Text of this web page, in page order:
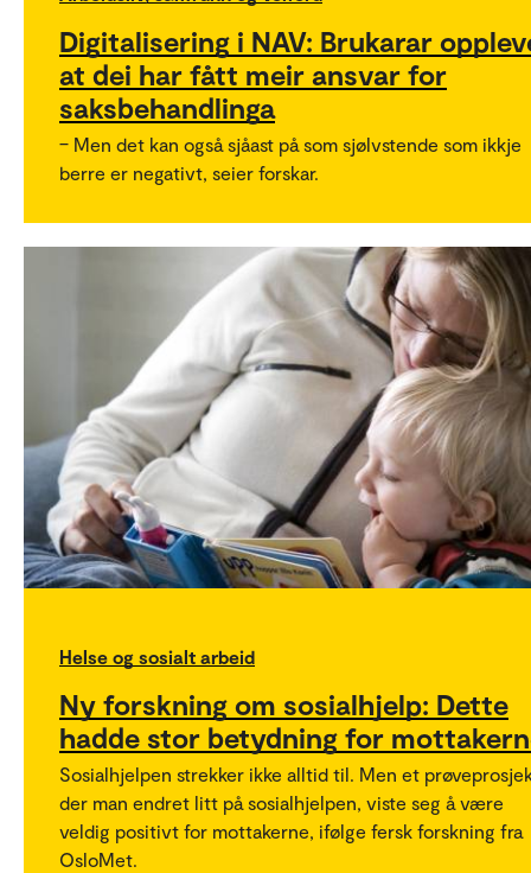
Digitalisering i NAV: Brukarar
at dei har fått meir ansvar for
saksbehandlinga
– Men det kan også sjåast på som sjølvstende som ikkje
berre er negativt, seier forskar.
Helse og sosialt arbeid
Ny forskning om sosialhjelp: Dette
hadde stor betydning for
Sosialhjelpen strekker ikke alltid til. Men et
der man endret litt på sosialhjelpen, viste seg å være
veldig positivt for mottakerne, ifølge fersk forskning fra
OsloMet.